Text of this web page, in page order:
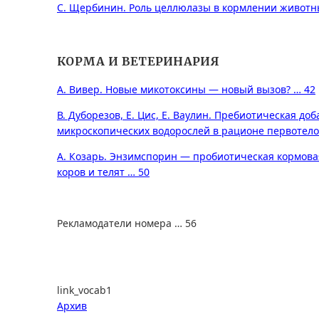
С. Щербинин. Роль целлюлазы в кормлении
КОРМА И ВЕТЕРИНАРИЯ
А. Вивер. Новые микотоксины — новый вызов? … 42
В. Дуборезов, Е. Цис, Е. Ваулин. Пребиотическая
микроскопических водорослей в рационе
А. Козарь. Энзимспорин — пробиотическая
коров и телят … 50
Рекламодатели номера … 56
link_vocab1
Архив